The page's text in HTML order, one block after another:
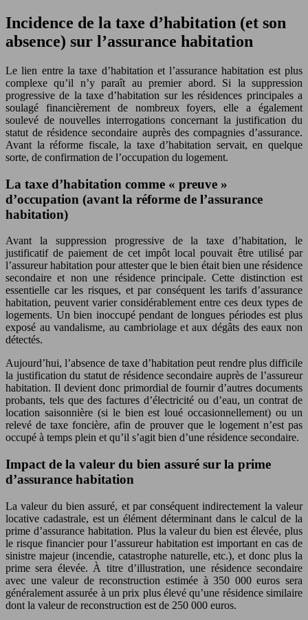
Incidence de la taxe d’habitation (et son
absence) sur l’assurance habitation
Le lien entre la taxe d’habitation et l’assurance habitation est plus
complexe qu’il n’y paraît au premier abord. Si la suppression
progressive de la taxe d’habitation sur les résidences principales a
soulagé financièrement de nombreux foyers, elle a également
soulevé de nouvelles interrogations concernant la justification du
statut de résidence secondaire auprès des compagnies d’assurance.
Avant la réforme fiscale, la taxe d’habitation servait, en quelque
sorte, de confirmation de l’occupation du logement.
La taxe d’habitation comme « preuve »
d’occupation (avant la réforme de l’assurance
habitation)
Avant la suppression progressive de la taxe d’habitation, le
justificatif de paiement de cet impôt local pouvait être utilisé par
l’assureur habitation pour attester que le bien était bien une résidence
secondaire et non une résidence principale. Cette distinction est
essentielle car les risques, et par conséquent les tarifs d’assurance
habitation, peuvent varier considérablement entre ces deux types de
logements. Un bien inoccupé pendant de longues périodes est plus
exposé au vandalisme, au cambriolage et aux dégâts des eaux non
détectés.
Aujourd’hui, l’absence de taxe d’habitation peut rendre plus difficile
la justification du statut de résidence secondaire auprès de l’assureur
habitation. Il devient donc primordial de fournir d’autres documents
probants, tels que des factures d’électricité ou d’eau, un contrat de
location saisonnière (si le bien est loué occasionnellement) ou un
relevé de taxe foncière, afin de prouver que le logement n’est pas
occupé à temps plein et qu’il s’agit bien d’une résidence secondaire.
Impact de la valeur du bien assuré sur la prime
d’assurance habitation
La valeur du bien assuré, et par conséquent indirectement la valeur
locative cadastrale, est un élément déterminant dans le calcul de la
prime d’assurance habitation. Plus la valeur du bien est élevée, plus
le risque financier pour l’assureur habitation est important en cas de
sinistre majeur (incendie, catastrophe naturelle, etc.), et donc plus la
prime sera élevée. À titre d’illustration, une résidence secondaire
avec une valeur de reconstruction estimée à 350 000 euros sera
généralement assurée à un prix plus élevé qu’une résidence similaire
dont la valeur de reconstruction est de 250 000 euros.